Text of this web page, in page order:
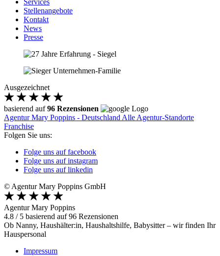
Services
Stellenangebote
Kontakt
News
Presse
Ausgezeichnet
basierend auf96 Rezensionen
Agentur Mary Poppins - Deutschland Alle Agentur-Standorte
Franchise
Folgen Sie uns:
Folge uns auf facebook
Folge uns auf instagram
Folge uns auf linkedin
© Agentur Mary Poppins GmbH
Agentur Mary Poppins
4.8 / 5 basierend auf96 Rezensionen
Ob Nanny, Haushälter:in, Haushaltshilfe, Babysitter – wir finden Ihr
Hauspersonal
Impressum